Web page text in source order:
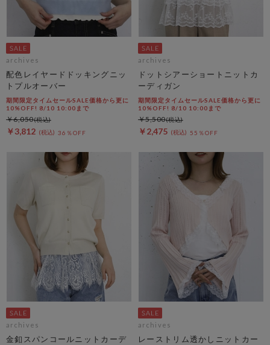
archives
配色レイヤードドッキングニッ
トプルオーバー
期間限定タイムセールSALE価格から更に
10%OFF! 8/10 10:00まで
￥3,812 36％OFF
￥6,050
archives
ドットシアーショートニットカ
ーディガン
期間限定タイムセールSALE価格から更に
10%OFF! 8/10 10:00まで
￥2,475 55％OFF
￥5,500
archives
金釦スパンコールニットカーデ
archives
レーストリム透かしニットカー